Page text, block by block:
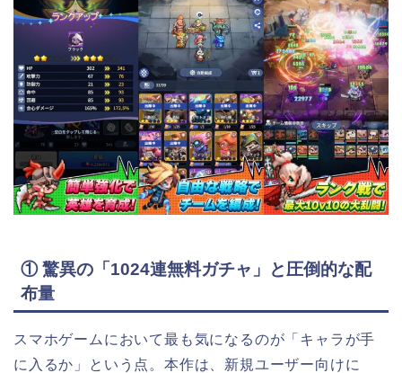
① 驚異の「1024連無料ガチャ」と圧倒的な配
布量
スマホゲームにおいて最も気になるのが「キャラが手
に入るか」という点。本作は、新規ユーザー向けに